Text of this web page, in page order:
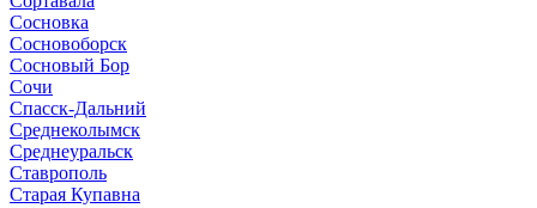
Сосновка
Сосновоборск
Сосновый Бор
Сочи
Спасск-Дальний
Среднеколымск
Среднеуральск
Ставрополь
Старая Купавна